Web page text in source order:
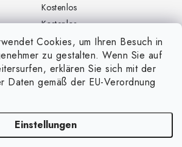
Cookies, um Ihren Besuch in
zu gestalten. Wenn Sie auf
erklären Sie sich mit der
Daten gemäß der EU-Verordnung
Einstellungen
Kostenlos
Kostenlos